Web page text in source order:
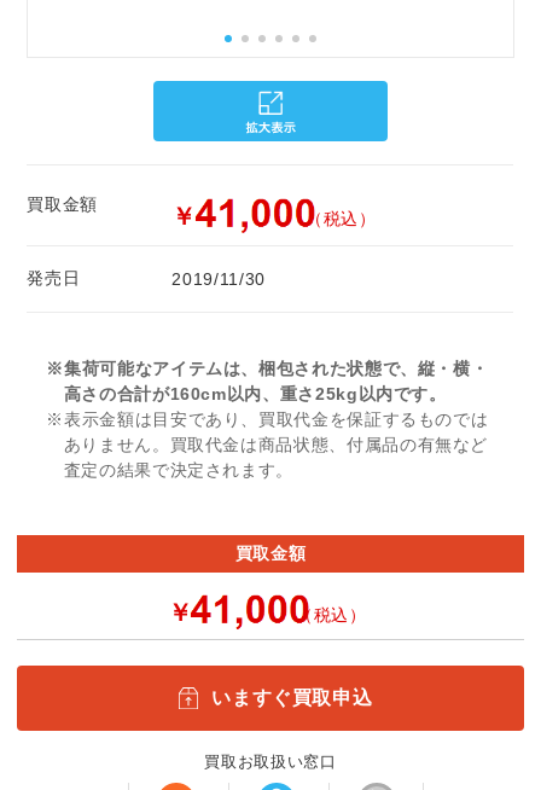
買取金額 ￥ （税込）
発売日 2019/11/30
※集荷可能なアイテムは、梱包された状態で、縦・横・
高さの合計が160cm以内、重さ25kg以内です。
※表示金額は目安であり、買取代金を保証するものでは
ありません。買取代金は商品状態、付属品の有無など
査定の結果で決定されます。
買取金額
￥ （税込）
いますぐ買取申込
買取お取扱い窓口